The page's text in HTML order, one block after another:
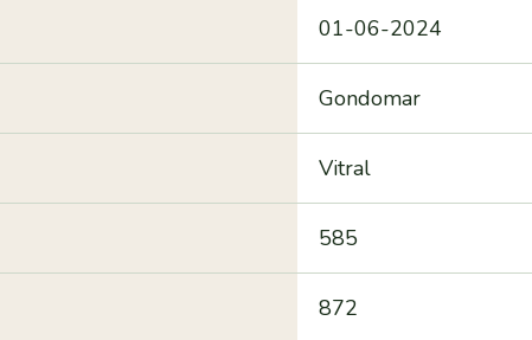
01-06-2024
Gondomar
Vitral
585
872